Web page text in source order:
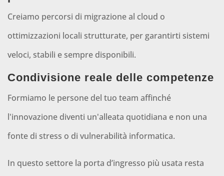
Creiamo percorsi di migrazione al cloud o
ottimizzazioni locali strutturate, per garantirti sistemi
veloci, stabili e sempre disponibili.
Condivisione reale delle competenze
Formiamo le persone del tuo team affinché
l'innovazione diventi un'alleata quotidiana e non una
fonte di stress o di vulnerabilità informatica.
In questo settore la porta d’ingresso più usata resta